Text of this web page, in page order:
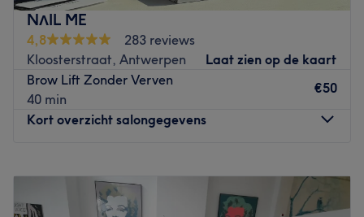
Beauty-Licious kan je terecht voor alles wat beauty
betreft. Zo kan je hier mooi opgemaakt worden voor dat
ene feestje of je haren mooi in de plooi laten leggen. Ook
voor behandelingen van wenkbrauwen, wimpers of
gelaat ben je hier aan het juiste adres. Alsof dat nog niet
genoeg was kan je ook nog helemaal haarvrij worden
met zowel de standaard wax alsook sugarwax.
NΛIL ME
4,8
283 reviews
Kloosterstraat, Antwerpen
Laat zien op de kaart
Brow Lift Zonder Verven
40 min
€50
Kort overzicht salongegevens
18:00
Woensdag
09:00
19:00